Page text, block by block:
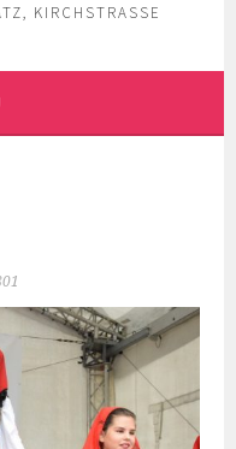
KIRCHSTRASSE